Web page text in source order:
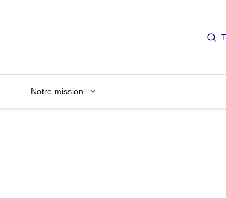
Notre mission